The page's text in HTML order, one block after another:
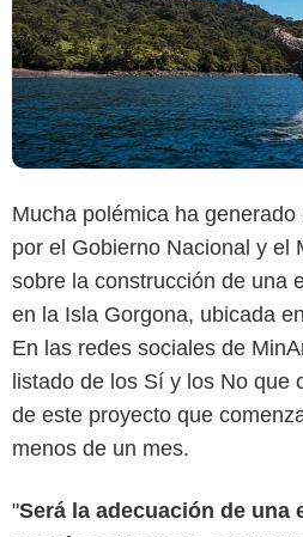
Mucha polémica ha
por el Gobierno Nacional y el
sobre la construcción de una
en la Isla Gorgona, ubicada
En las redes sociales de
listado de los Sí y los No que
de este proyecto que
menos de un mes.
"Será la adecuación de una
MinAmbiente